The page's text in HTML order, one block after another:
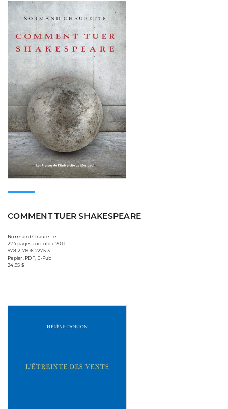
COMMENT TUER SHAKESPEARE
Normand Chaurette
224 pages • octobre 2011
978-2-7606-2275-3
Papier, PDF, E-Pub
24,95 $